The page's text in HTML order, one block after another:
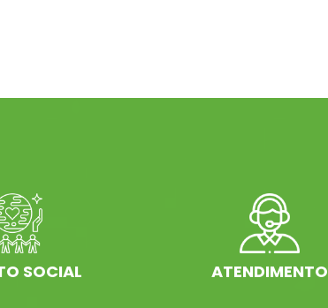
SOCIAL ATENDIMENTO